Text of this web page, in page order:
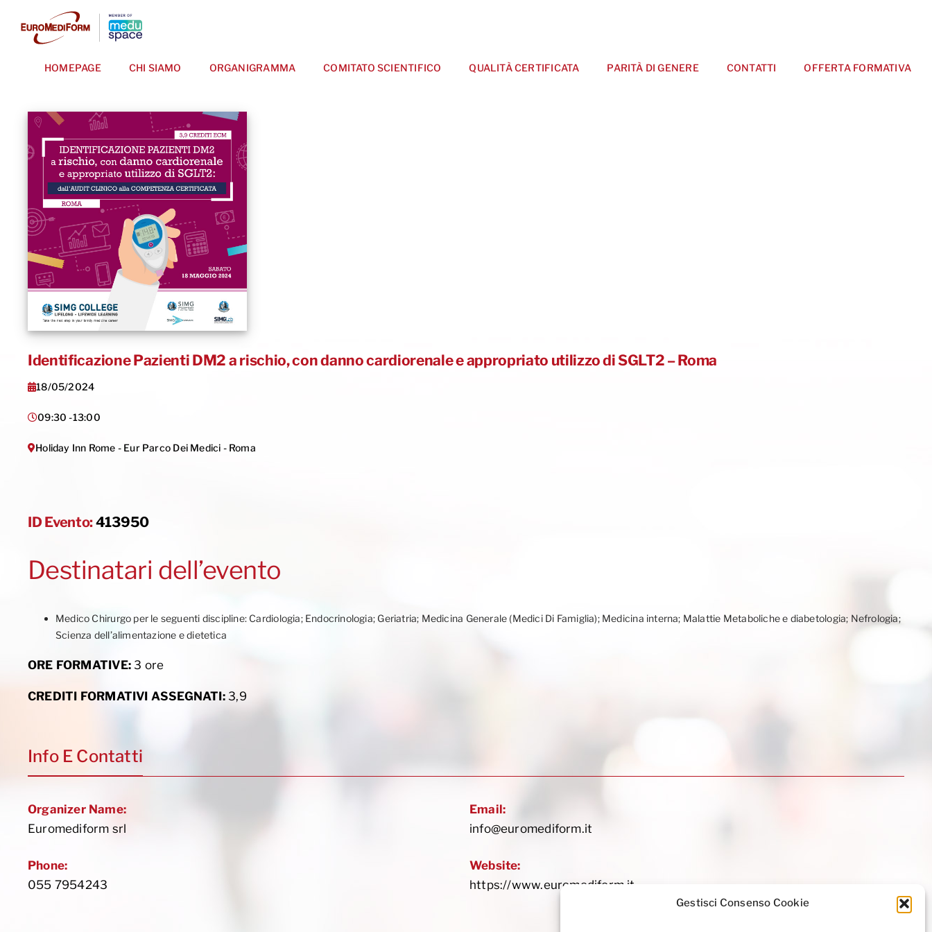
Gestisci Consenso Cookie
contenuto
HOMEPAGE CHI SIAMO ORGANIGRAMMA COMITATO SCIENTIFICO QUALITÀ CERTIFICATA PARITÀ DI GENERE CONTATTI OFFERTA FORMATIVA
Identificazione Pazienti DM2 a rischio, con danno cardiorenale e appropriato utilizzo di SGLT2 – Roma
18/05/2024
09:30 -13:00
Holiday Inn Rome - Eur Parco Dei Medici - Roma
ID Evento:413950
Destinatari dell’evento
Medico Chirurgo per le seguenti discipline: Cardiologia; Endocrinologia; Geriatria; Medicina Generale (Medici Di Famiglia); Medicina interna; Malattie Metaboliche e diabetologia; Nefrologia;
Scienza dell’alimentazione e dietetica
ORE FORMATIVE:3 ore
CREDITI FORMATIVI ASSEGNATI:3,9
Info E Contatti
Organizer Name:
Euromediform srl
Phone:
055 7954243
Email:
info@euromediform.it
Website:
https://www.euromediform.it